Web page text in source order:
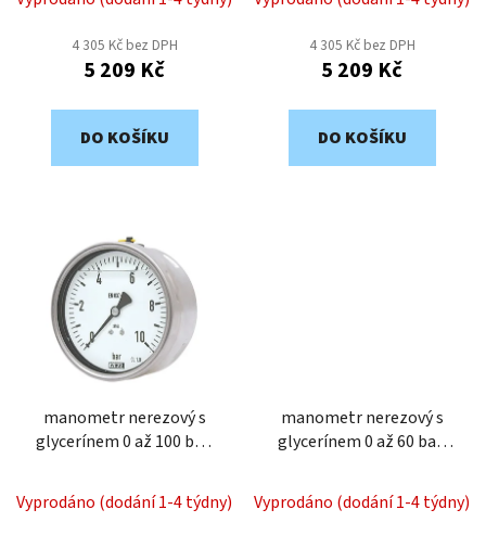
4 305 Kč bez DPH
5 209 Kč
DO KOŠÍKU
4 305 Kč bez DPH
5 209 Kč
DO KOŠÍKU
manometr nerezový s
glycerínem 0 až 100 bar,
1/2" MGNZ219
Vyprodáno (dodání 1-4 týdny)
manometr nerezový s
glycerínem 0 až 60 bar,
1/2" MGNZ218
Vyprodáno (dodání 1-4 týdny)